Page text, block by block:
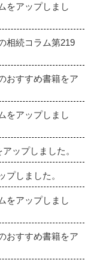
をアップしまし
相続コラム第219
おすすめ書籍をア
をアップしまし
ップしました。
しました。
をアップしまし
おすすめ書籍をア